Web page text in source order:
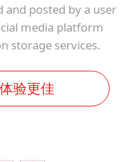
and posted by a user
media platform
storage services.
验更佳